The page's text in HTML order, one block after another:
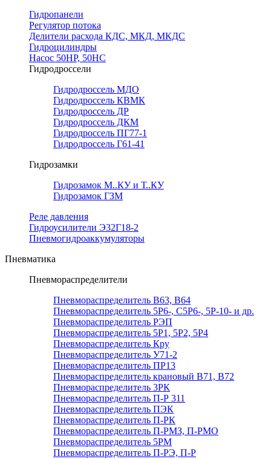
Гидропанели
Регулятор потока
Делители расхода КДС, МКД, МКДС
Гидроцилиндры
Насос 50НР, 50НС
Гидродроссели
Гидродроссель МДО
Гидродроссель КВМК
Гидродроссель ДР
Гидродроссель ДКМ
Гидродроссель ПГ77-1
Гидродроссель Г61-41
Гидрозамки
Гидрозамок М..КУ и Т..КУ
Гидрозамок ГЗМ
Реле давления
Гидроусилители Э32Г18-2
Пневмогидроаккумуляторы
Пневматика
Пневмораспределители
Пневмораспределитель В63, В64
Пневмораспределитель 5Р6-, С5Р6-, 5Р-10- и др.
Пневмораспределитель РЭП
Пневмораспределитель 5Р1, 5Р2, 5Р4
Пневмораспределитель Кру
Пневмораспределитель У71-2
Пневмораспределитель ПР13
Пневмораспределитель крановый В71, В72
Пневмораспределитель 3РК
Пневмораспределитель П-Р 311
Пневмораспределитель ПЭК
Пневмораспределитель П-РК
Пневмораспределитель П-РМЗ, П-РМО
Пневмораспределитель 5РМ
Пневмораспределитель П-РЭ, П-Р